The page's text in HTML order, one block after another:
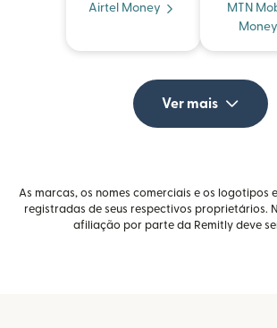
Airtel Money
MTN
Money
Ver mais
As marcas, os nomes comerciais e os logotipos
registradas de seus respectivos proprietários.
afiliação por parte da Remitly deve